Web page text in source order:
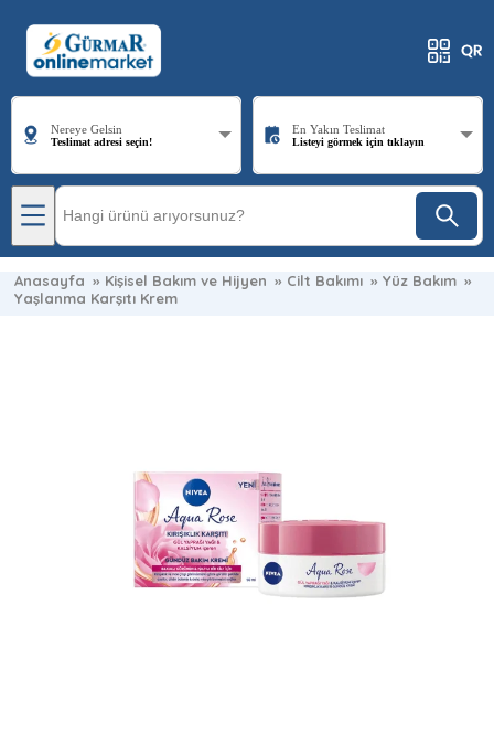
Nereye Gelsin
Teslimat adresi seçin!
En Yakın Teslimat
Listeyi görmek için tıklayın
Anasayfa » Kişisel Bakım ve Hijyen » Cilt Bakımı » Yüz Bakım »
Yaşlanma Karşıtı Krem